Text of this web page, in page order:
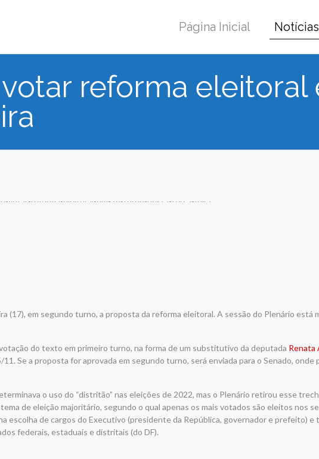
Página Inicial Notícias
reforma eleitoral
(17), em segundo turno, a proposta da reforma eleitoral. A sessão do Plenário está
do texto em primeiro turno, na forma de um substitutivo da deputada Renata
Se a proposta for aprovada em segundo turno, será enviada para o Senado, onde
o uso do “distritão” nas eleições de 2022, mas o Plenário retirou esse
de eleição majoritário, segundo o qual apenas os mais votados são eleitos nos
escolha de cargos do Executivo (presidente da República, governador e prefeito) e
federais, estaduais e distritais (do DF).